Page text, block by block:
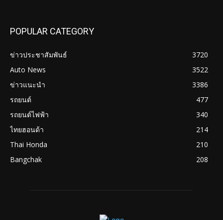
POPULAR CATEGORY
ข่าวประชาสัมพันธ์
3720
Auto News
3522
ข่าวแนะนำ
3386
รถยนต์
477
รถยนต์ไฟฟ้า
340
ไทยฮอนด้า
214
Thai Honda
210
Bangchak
208